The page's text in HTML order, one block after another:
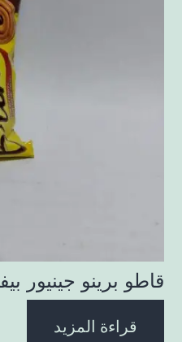
قاطو برينو جينيور بيفا
قراءة المزيد